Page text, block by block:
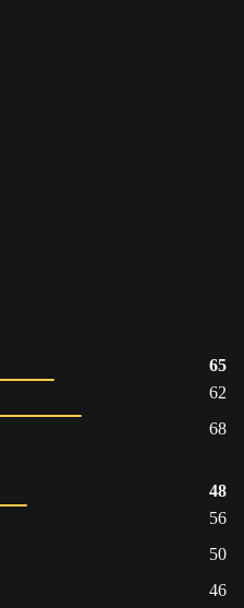
65
62
68
48
56
50
46